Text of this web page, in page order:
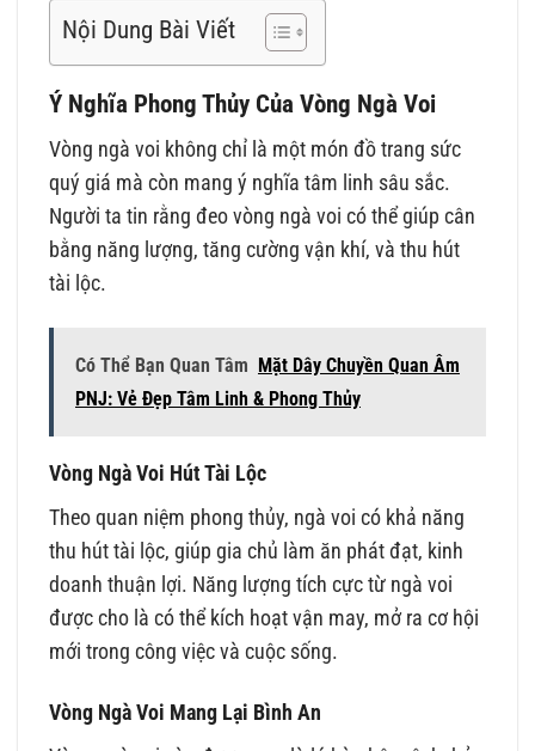
Nội Dung Bài Viết
Ý Nghĩa Phong Thủy Của Vòng Ngà Voi
Vòng ngà voi không chỉ là một món đồ trang sức
quý giá mà còn mang ý nghĩa tâm linh sâu sắc.
Người ta tin rằng đeo vòng ngà voi có thể giúp cân
bằng năng lượng, tăng cường vận khí, và thu hút
tài lộc.
Có Thể Bạn Quan Tâm Mặt Dây Chuyền Quan Âm
PNJ: Vẻ Đẹp Tâm Linh & Phong Thủy
Vòng Ngà Voi Hút Tài Lộc
Theo quan niệm phong thủy, ngà voi có khả năng
thu hút tài lộc, giúp gia chủ làm ăn phát đạt, kinh
doanh thuận lợi. Năng lượng tích cực từ ngà voi
được cho là có thể kích hoạt vận may, mở ra cơ hội
mới trong công việc và cuộc sống.
Vòng Ngà Voi Mang Lại Bình An